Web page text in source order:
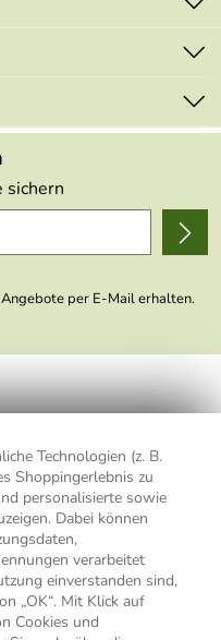
Technologien (z. B.
Shoppingerlebnis zu
personalisierte sowie
Dabei können
verarbeitet
einverstanden sind,
„OK“. Mit Klick auf
Cookies und
per E-Mail erhalten.
Unternehmen
wird in anonymer Form
geklickt hat. Diese
Adresse für Werbezwecke
widerrufen, indem ich
anklicke oder die
deaktiviere. Die
genommen.
AGB